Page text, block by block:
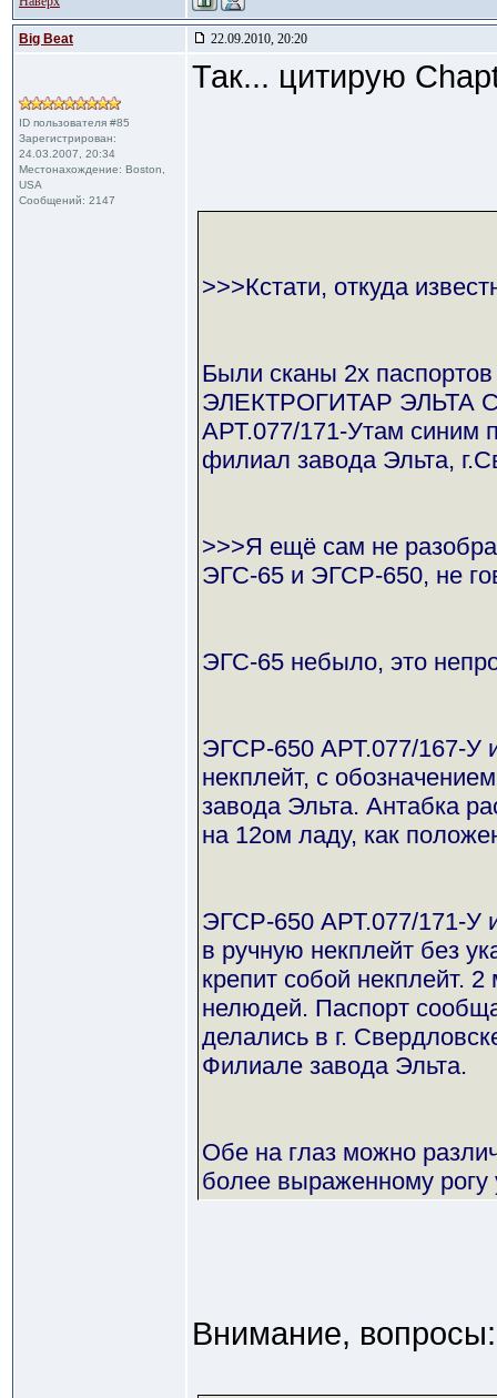
Big Beat 22.09.2010, 20:20
ID пользователя #85
Зарегистрирован:
24.03.2007, 20:34
Местонахождение: Boston,
USA
Сообщений: 2147
Так... цитирую
>>>Кстати, откуда
Были сканы 2х паспортов
ЭЛЕКТРОГИТАР ЭЛЬТА
АРТ.077/171-Утам синим
филиал завода Эльта,
>>>Я ещё сам не
ЭГС-65 и ЭГСР-650, не
ЭГС-65 небыло, это
ЭГСР-650 АРТ.077/167-У
некплейт, с
завода Эльта. Антабка
на 12ом ладу, как
ЭГСР-650 АРТ.077/171-У
в ручную некплейт без
крепит собой некплейт.
нелюдей. Паспорт
делались в г.
Филиале завода Эльта.
Обе на глаз можно
более выраженному
Внимание, вопросы: